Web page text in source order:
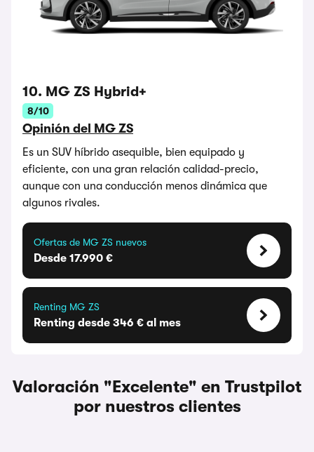
10. MG ZS Hybrid+
8/10
Opinión del MG ZS
Es un SUV híbrido asequible, bien equipado y
eficiente, con una gran relación calidad-precio,
aunque con una conducción menos dinámica que
algunos rivales.
Ofertas de MG ZS nuevos
Desde 17.990 €
Renting MG ZS
Renting desde 346 € al mes
Valoración "Excelente" en Trustpilot
por nuestros clientes